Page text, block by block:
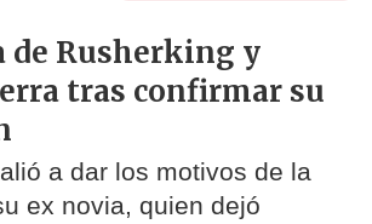
de Rusherking y
tras confirmar su
a dar los motivos de la
ex novia, quien dejó